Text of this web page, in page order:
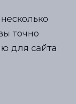
точно
для сайта